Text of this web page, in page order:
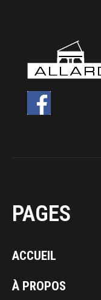
PAGES
ACCUEIL
À PROPOS